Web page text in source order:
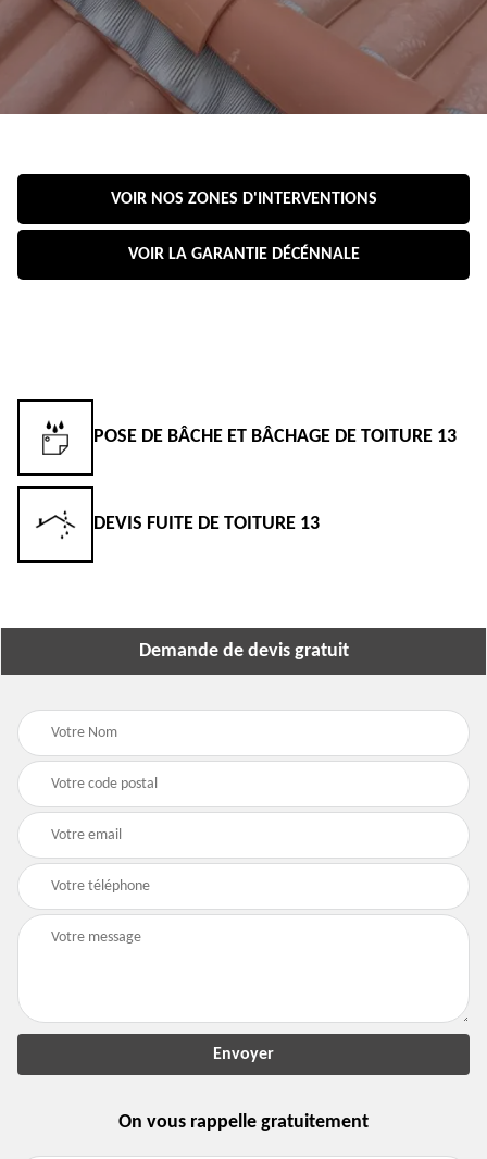
VOIR NOS ZONES D'INTERVENTIONS
VOIR LA GARANTIE DÉCÉNNALE
POSE DE BÂCHE ET BÂCHAGE DE TOITURE 13
DEVIS FUITE DE TOITURE 13
Demande de devis gratuit
On vous rappelle gratuitement